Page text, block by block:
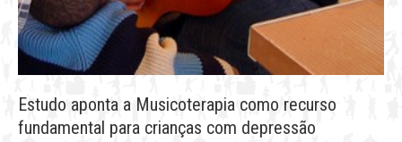
Estudo aponta a Musicoterapia como recurso
fundamental para crianças com depressão